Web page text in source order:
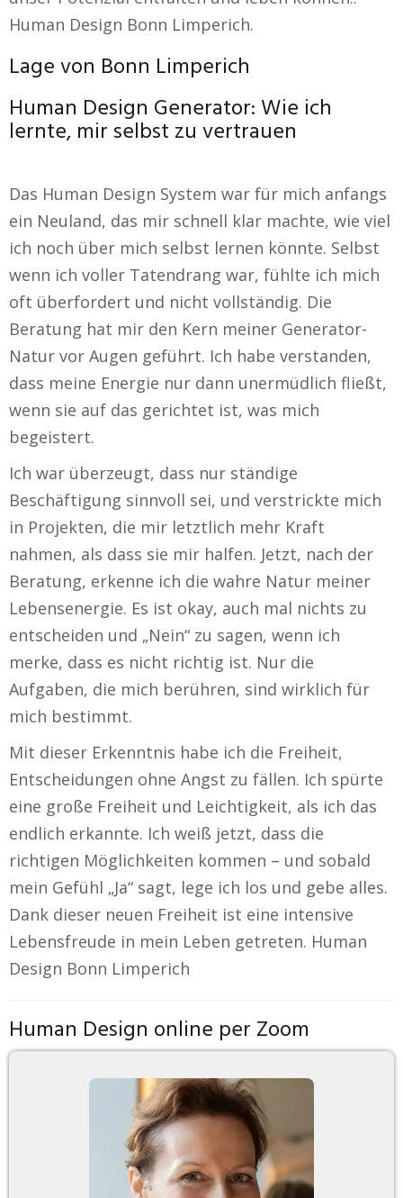
Human Design Bonn Limperich.
Lage von Bonn Limperich
Human Design Generator: Wie ich
lernte, mir selbst zu vertrauen
Das Human Design System war für mich anfangs
ein Neuland, das mir schnell klar machte, wie viel
ich noch über mich selbst lernen könnte. Selbst
wenn ich voller Tatendrang war, fühlte ich mich
oft überfordert und nicht vollständig. Die
Beratung hat mir den Kern meiner Generator-
Natur vor Augen geführt. Ich habe verstanden,
dass meine Energie nur dann unermüdlich fließt,
wenn sie auf das gerichtet ist, was mich
begeistert.
Ich war überzeugt, dass nur ständige
Beschäftigung sinnvoll sei, und verstrickte mich
in Projekten, die mir letztlich mehr Kraft
nahmen, als dass sie mir halfen. Jetzt, nach der
Beratung, erkenne ich die wahre Natur meiner
Lebensenergie. Es ist okay, auch mal nichts zu
entscheiden und „Nein“ zu sagen, wenn ich
merke, dass es nicht richtig ist. Nur die
Aufgaben, die mich berühren, sind wirklich für
mich bestimmt.
Mit dieser Erkenntnis habe ich die Freiheit,
Entscheidungen ohne Angst zu fällen. Ich spürte
eine große Freiheit und Leichtigkeit, als ich das
endlich erkannte. Ich weiß jetzt, dass die
richtigen Möglichkeiten kommen – und sobald
mein Gefühl „Ja“ sagt, lege ich los und gebe alles.
Dank dieser neuen Freiheit ist eine intensive
Lebensfreude in mein Leben getreten. Human
Design Bonn Limperich
Human Design online per Zoom